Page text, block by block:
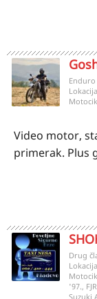
Video motor,
primerak. Plus
Drug
'97.,
Suzuki